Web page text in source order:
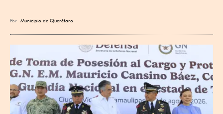
Por Municipio de Querétaro